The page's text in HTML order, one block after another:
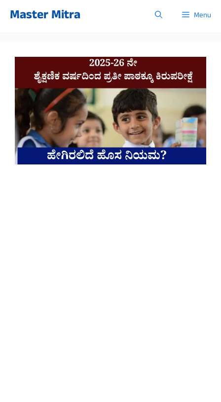
Master Mitra Menu